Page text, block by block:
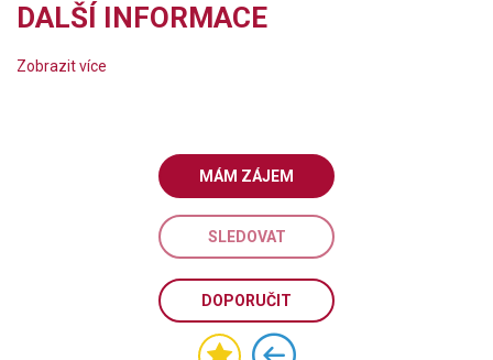
DALŠÍ INFORMACE
Zobrazit více
MÁM ZÁJEM
SLEDOVAT
DOPORUČIT